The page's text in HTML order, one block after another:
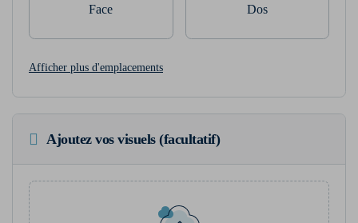
Face Dos
Afficher plus d'emplacements
Ajoutez vos visuels (facultatif)